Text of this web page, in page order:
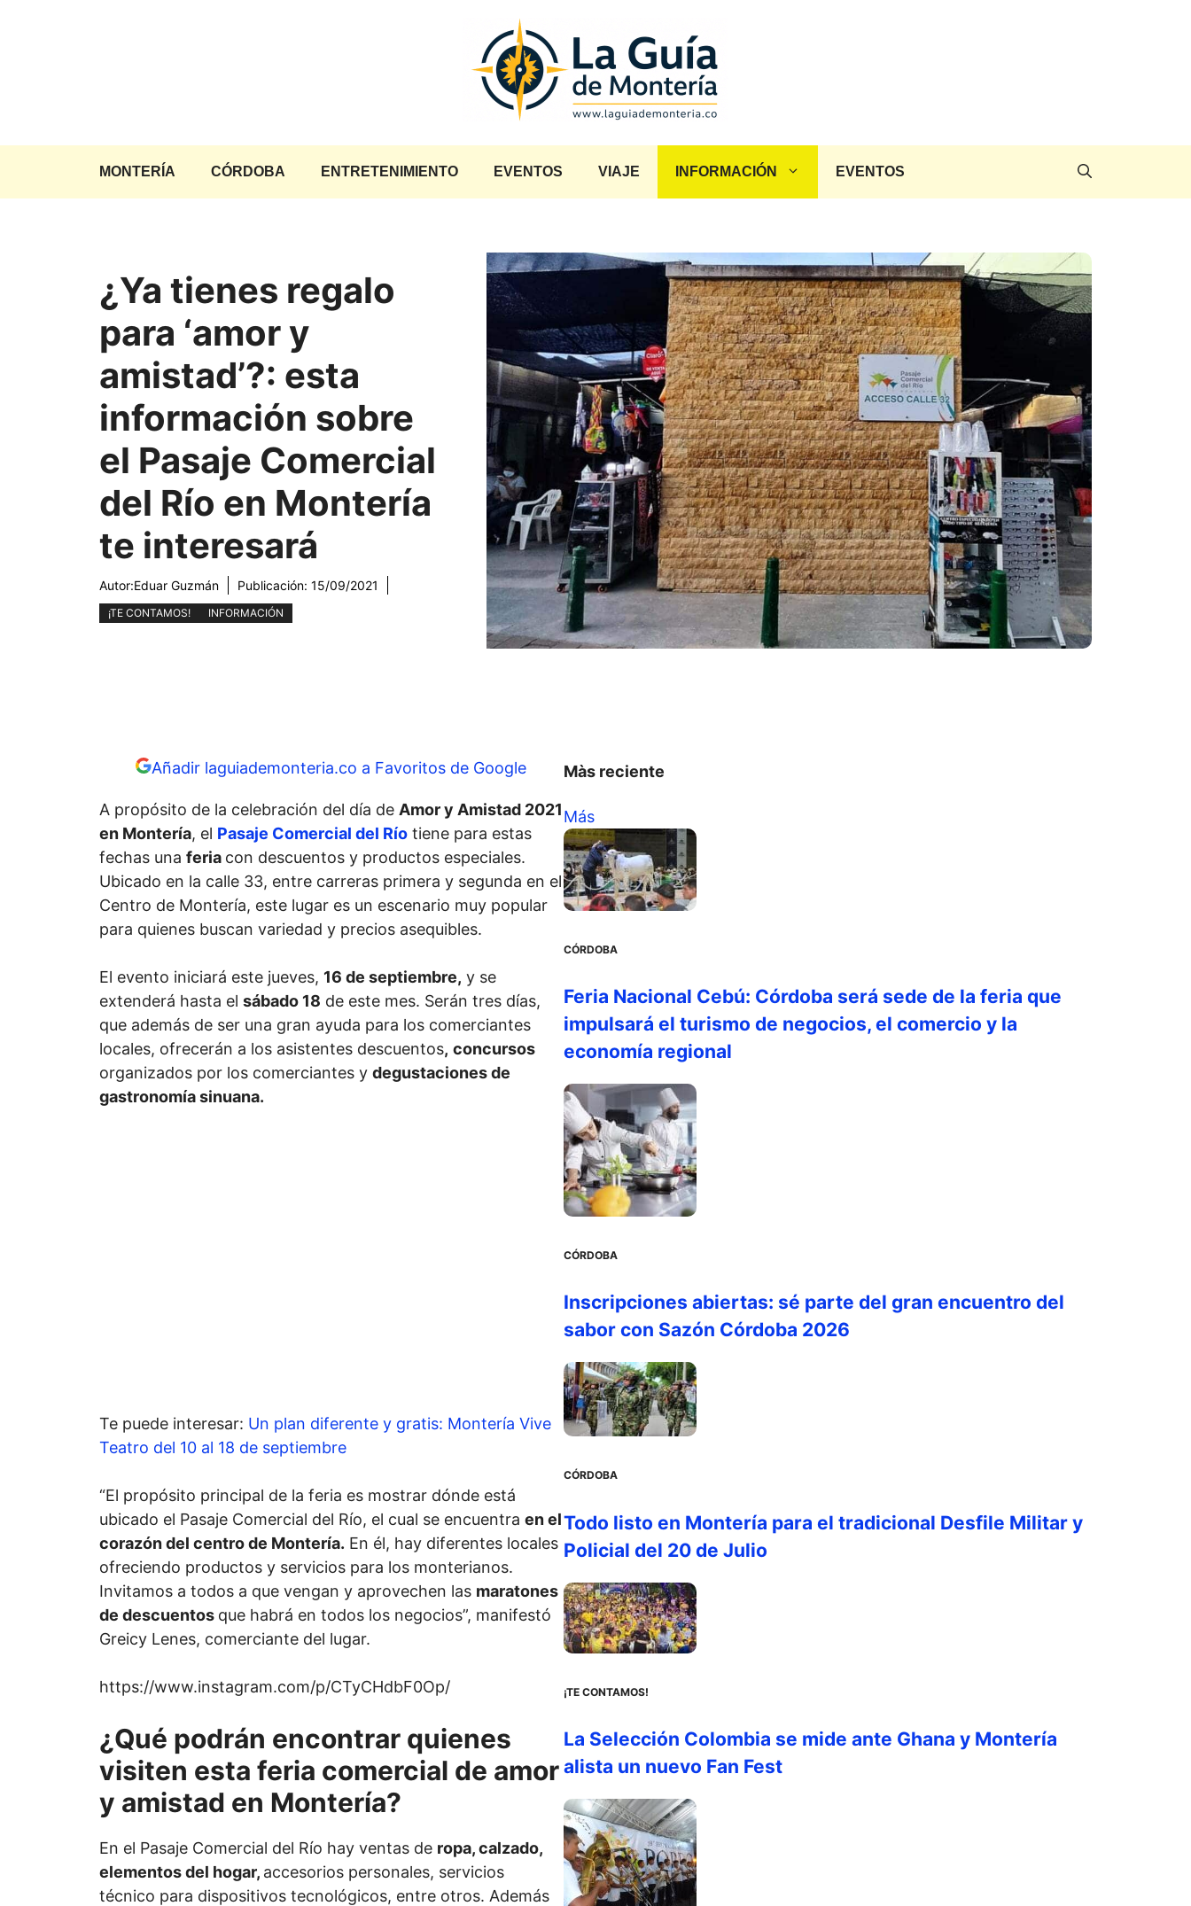
MONTERÍA CÓRDOBA ENTRETENIMIENTO EVENTOS VIAJE INFORMACIÓN EVENTOS
¿Ya tienes regalo
para ‘amor y
amistad’?: esta
información sobre
el Pasaje Comercial
del Río en Montería
te interesará
Autor:Eduar Guzmán Publicación: 15/09/2021
¡TE CONTAMOS! INFORMACIÓN
Añadir laguiademonteria.co a Favoritos de Google
A propósito de la celebración del día de Amor y Amistad 2021
en Montería, el Pasaje Comercial del Río tiene para estas
fechas una feria con descuentos y productos especiales.
Ubicado en la calle 33, entre carreras primera y segunda en el
Centro de Montería, este lugar es un escenario muy popular
para quienes buscan variedad y precios asequibles.
El evento iniciará este jueves, 16 de septiembre, y se
extenderá hasta el sábado 18 de este mes. Serán tres días,
que además de ser una gran ayuda para los comerciantes
locales, ofrecerán a los asistentes descuentos, concursos
organizados por los comerciantes y degustaciones de
gastronomía sinuana.
Te puede interesar: Un plan diferente y gratis: Montería Vive
Teatro del 10 al 18 de septiembre
“El propósito principal de la feria es mostrar dónde está
ubicado el Pasaje Comercial del Río, el cual se encuentra en el
corazón del centro de Montería. En él, hay diferentes locales
ofreciendo productos y servicios para los monterianos.
Invitamos a todos a que vengan y aprovechen las maratones
de descuentos que habrá en todos los negocios”, manifestó
Greicy Lenes, comerciante del lugar.
https://www.instagram.com/p/CTyCHdbF0Op/
¿Qué podrán encontrar quienes
visiten esta feria comercial de amor
y amistad en Montería?
En el Pasaje Comercial del Río hay ventas de ropa, calzado,
elementos del hogar, accesorios personales, servicios
técnico para dispositivos tecnológicos, entre otros. Además
Màs reciente
Más
CÓRDOBA
Feria Nacional Cebú: Córdoba será sede de la feria que
impulsará el turismo de negocios, el comercio y la
economía regional
CÓRDOBA
Inscripciones abiertas: sé parte del gran encuentro del
sabor con Sazón Córdoba 2026
CÓRDOBA
Todo listo en Montería para el tradicional Desfile Militar y
Policial del 20 de Julio
¡TE CONTAMOS!
La Selección Colombia se mide ante Ghana y Montería
alista un nuevo Fan Fest